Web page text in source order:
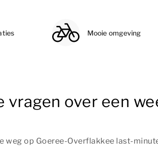
Mooie omgeving
vragen over een
weg op Goeree-Overflakkee last-